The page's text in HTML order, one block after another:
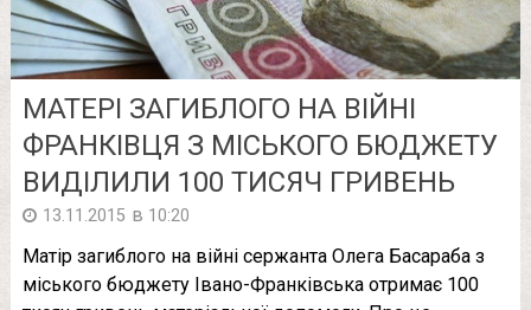
МАТЕРІ ЗАГИБЛОГО НА ВІЙНІ
ФРАНКІВЦЯ З МІСЬКОГО БЮДЖЕТУ
ВИДІЛИЛИ 100 ТИСЯЧ ГРИВЕНЬ
13.11.2015 в 10:20
Матір загиблого на війні сержанта Олега Басараба з
міського бюджету Івано-Франківська отримає 100